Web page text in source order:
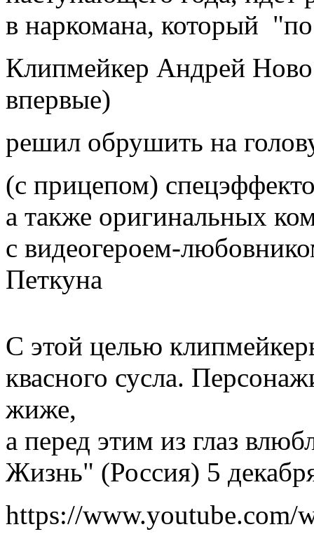
в наркомана, который
Клипмейкер Андрей
впервые)
решил обрушить на
(с прицепом)
а также оригинальных
с видеогероем-
Петкуна
С этой целью
квасного сусла.
жиже,
а перед этим из глаз
Жизнь" (Россия) 5
https://www.youtube.com/